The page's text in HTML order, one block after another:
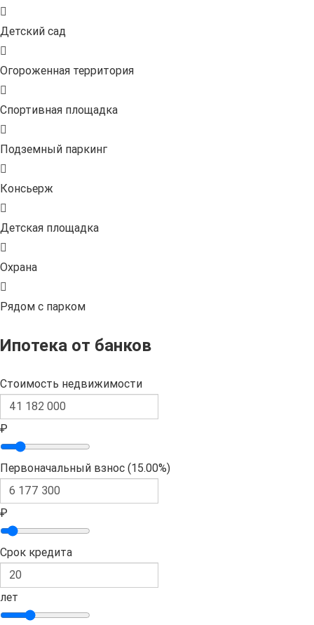
Детский сад
Огороженная территория
Спортивная площадка
Подземный паркинг
Консьерж
Детская площадка
Охрана
Рядом с парком
Ипотека от банков
Стоимость недвижимости
₽
Первоначальный взнос (15.00%)
₽
Срок кредита
лет